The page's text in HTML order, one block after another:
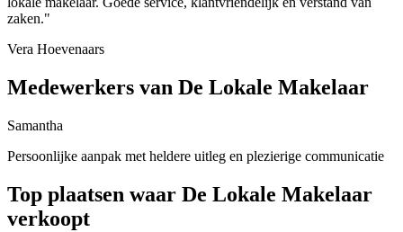
zaken."
Vera Hoevenaars
Medewerkers van De Lokale Makelaar
Samantha
Persoonlijke aanpak met heldere uitleg en plezierige communicatie
Top plaatsen waar De Lokale Makelaar
verkoopt